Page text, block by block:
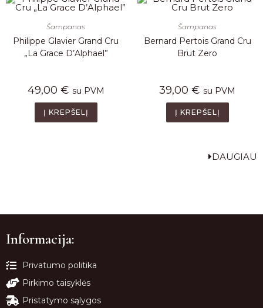
Šampanas
Philippe Glavier Grand Cru
„La Grace D’Alphael”
49,00 € su PVM
Į KREPŠELĮ
Šampanas
Bernard Pertois Grand Cru
Brut Zero
39,00 € su PVM
Į KREPŠELĮ
DAUGIAU
Informacija:
Privatumo politika
Pirkimo taisyklės
Pristatymo sąlygos